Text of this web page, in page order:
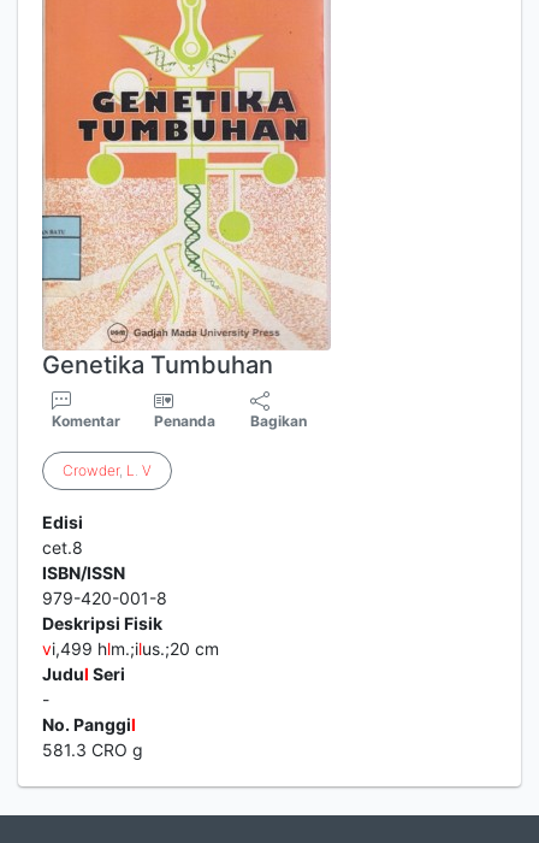
Genetika Tumbuhan
Komentar Penanda Bagikan
Crowder, L. V
Edisi
cet.8
ISBN/ISSN
979-420-001-8
Deskripsi Fisik
vi,499 hlm.;ilus.;20 cm
Judul Seri
-
No. Panggil
581.3 CRO g